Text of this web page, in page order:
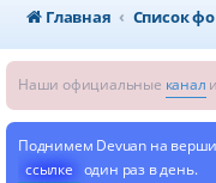
Главная
Наши официальные канал и
Поднимем Devuan на
ссылке один раз в день.